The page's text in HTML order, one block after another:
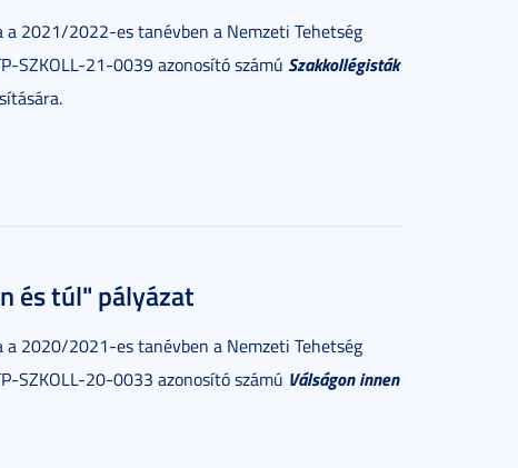
a 2021/2022-es tanévben a Nemzeti Tehetség
SZKOLL-21-0039 azonosító számú Szakkollégisták
és túl" pályázat
a 2020/2021-es tanévben a Nemzeti Tehetség
SZKOLL-20-0033 azonosító számú Válságon innen